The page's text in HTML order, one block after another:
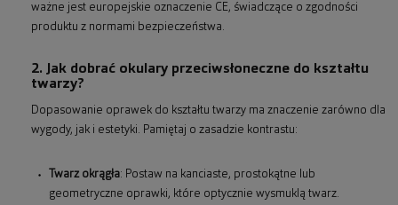
ważne jest europejskie oznaczenie CE, świadczące o zgodności
produktu z normami bezpieczeństwa.
2. Jak dobrać okulary przeciwsłoneczne do kształtu
twarzy?
Dopasowanie oprawek do kształtu twarzy ma znaczenie zarówno dla
wygody, jak i estetyki. Pamiętaj o zasadzie kontrastu:
Twarz okrągła: Postaw na kanciaste, prostokątne lub
geometryczne oprawki, które optycznie wysmuklą twarz.